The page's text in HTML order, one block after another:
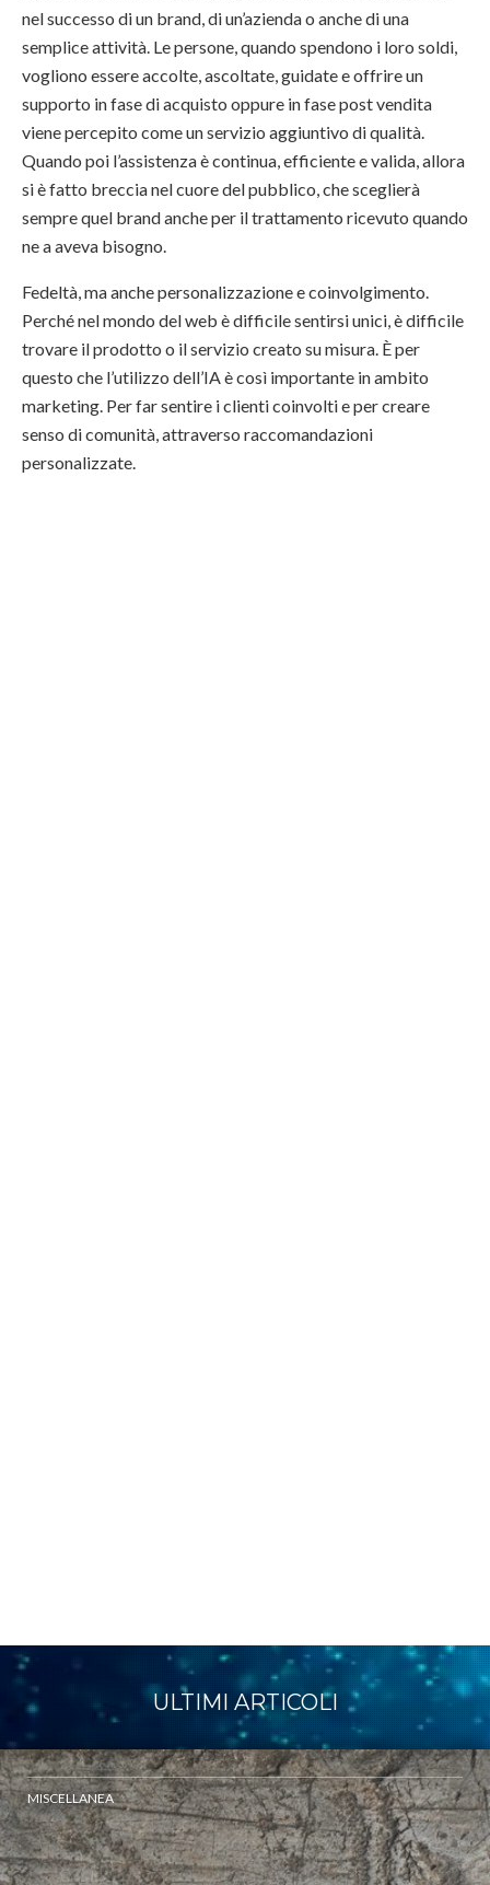
nel successo di un brand, di un’azienda o anche di una
semplice attività. Le persone, quando spendono i loro soldi,
vogliono essere accolte, ascoltate, guidate e offrire un
supporto in fase di acquisto oppure in fase post vendita
viene percepito come un servizio aggiuntivo di qualità.
Quando poi l’assistenza è continua, efficiente e valida, allora
si è fatto breccia nel cuore del pubblico, che sceglierà
sempre quel brand anche per il trattamento ricevuto quando
ne a aveva bisogno.
Fedeltà, ma anche personalizzazione e coinvolgimento.
Perché nel mondo del web è difficile sentirsi unici, è difficile
trovare il prodotto o il servizio creato su misura. È per
questo che l’utilizzo dell’IA è così importante in ambito
marketing. Per far sentire i clienti coinvolti e per creare
senso di comunità, attraverso raccomandazioni
personalizzate.
ULTIMI ARTICOLI
MISCELLANEA